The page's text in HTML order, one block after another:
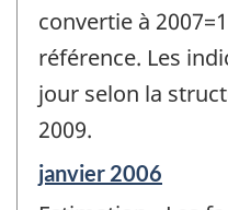
convertie à
référence. Les
jour selon la
2009.
Période
janvier 2006